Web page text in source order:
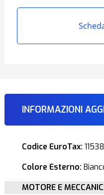
INFORMAZIONI
Codice EuroTax:
Colore Esterno:
MOTORE E